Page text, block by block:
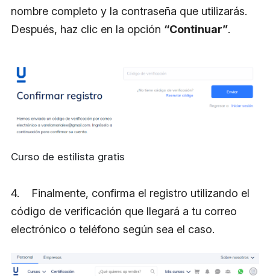
nombre completo y la contraseña que utilizarás.
Después, haz clic en la opción “Continuar”.
Curso de estilista gratis
4. Finalmente, confirma el registro utilizando el
código de verificación que llegará a tu correo
electrónico o teléfono según sea el caso.